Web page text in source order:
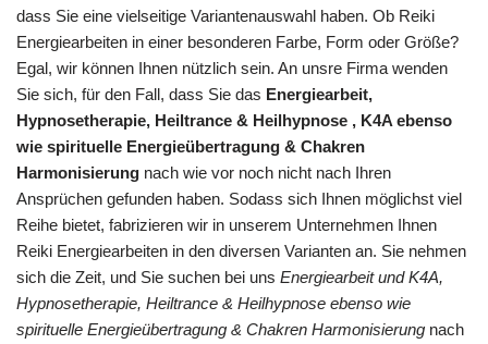
dass Sie eine vielseitige Variantenauswahl haben. Ob Reiki
Energiearbeiten in einer besonderen Farbe, Form oder Größe?
Egal, wir können Ihnen nützlich sein. An unsre Firma wenden
Sie sich, für den Fall, dass Sie das Energiearbeit,
Hypnosetherapie, Heiltrance & Heilhypnose , K4A ebenso
wie spirituelle Energieübertragung & Chakren
Harmonisierung nach wie vor noch nicht nach Ihren
Ansprüchen gefunden haben. Sodass sich Ihnen möglichst viel
Reihe bietet, fabrizieren wir in unserem Unternehmen Ihnen
Reiki Energiearbeiten in den diversen Varianten an. Sie nehmen
sich die Zeit, und Sie suchen bei uns Energiearbeit und K4A,
Hypnosetherapie, Heiltrance & Heilhypnose ebenso wie
spirituelle Energieübertragung & Chakren Harmonisierung nach